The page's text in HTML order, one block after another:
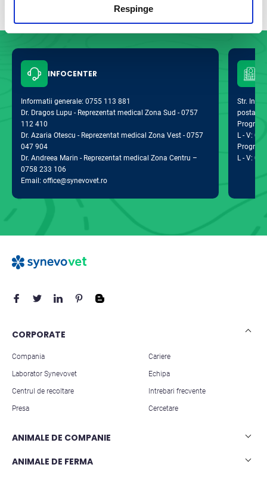
Respinge
INFOCENTER
Informatii generale: 0755 113 881
Dr. Dragos Lupu - Reprezentat medical Zona Sud - 0757
112 410
Dr. Azaria Otescu - Reprezentat medical Zona Vest - 0757
047 904
Dr. Andreea Marin - Reprezentat medical Zona Centru –
0758 233 106
Email: office@synevovet.ro
Str.
postal
L - V:
L - V:
CORPORATE
Compania
Laborator Synevovet
Centrul de recoltare
Presa
Cariere
Echipa
Intrebari frecvente
Cercetare
ANIMALE DE COMPANIE
Analize caini
ANIMALE DE FERMA